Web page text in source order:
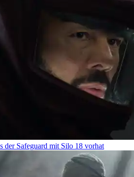
der Safeguard mit Silo 18 vorhat